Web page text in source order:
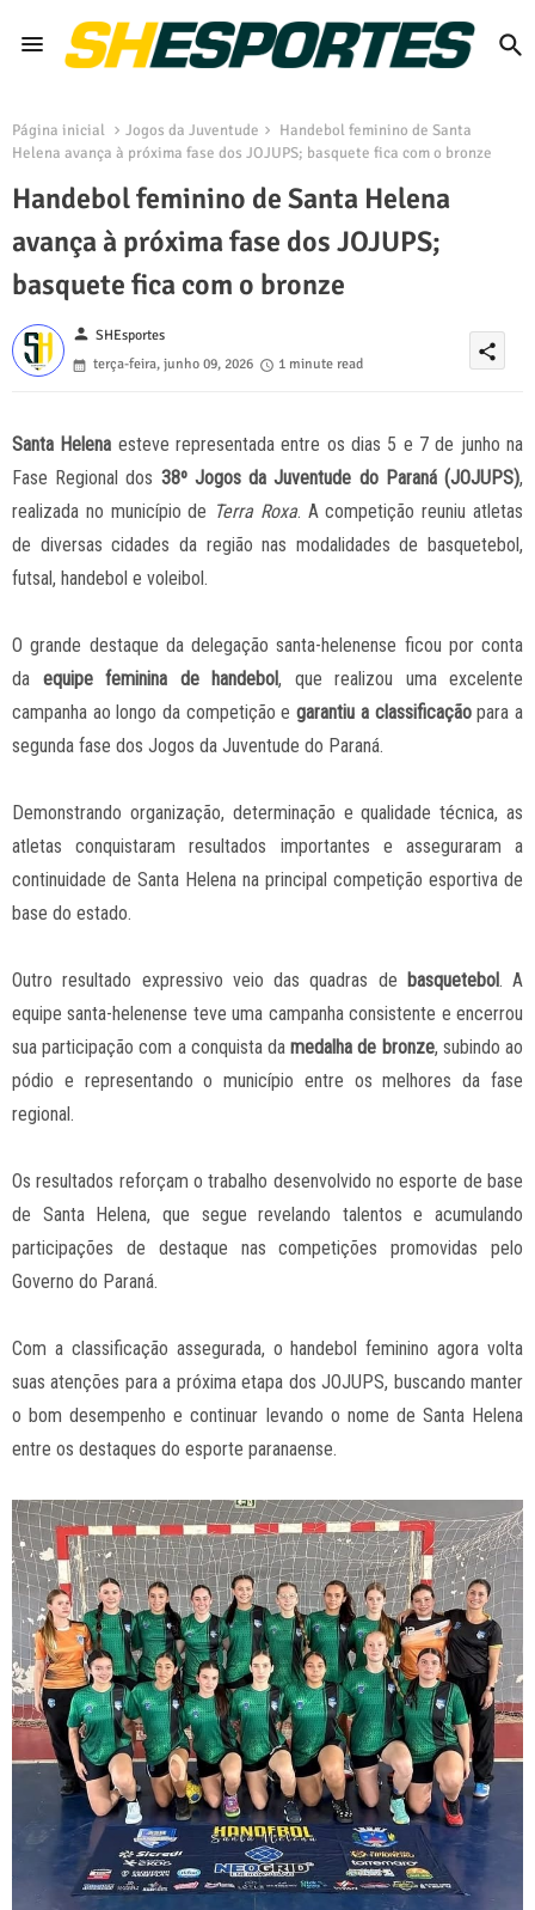
Página inicial Jogos da Juventude
Handebol feminino de Santa
Helena avança à próxima fase dos JOJUPS; basquete fica com o bronze
Handebol feminino de Santa Helena
avança à próxima fase dos JOJUPS;
basquete fica com o bronze
person SHEsportes
terça-feira, junho 09, 2026
1 minute read
share
Santa Helena esteve representada entre os dias 5 e 7 de junho na
Fase Regional dos 38º Jogos da Juventude do Paraná (JOJUPS),
realizada no município de Terra Roxa. A competição reuniu atletas
de diversas cidades da região nas modalidades de basquetebol,
futsal, handebol e voleibol.
O grande destaque da delegação santa-helenense ficou por conta
da equipe feminina de handebol, que realizou uma excelente
campanha ao longo da competição egarantiu a classificaçãopara a
segunda fase dos Jogos da Juventude do Paraná.
Demonstrando organização, determinação e qualidade técnica, as
atletas conquistaram resultados importantes e asseguraram a
continuidade de Santa Helena na principal competição esportiva de
base do estado.
Outro resultado expressivo veio das quadras de basquetebol. A
equipe santa-helenense teve uma campanha consistente e encerrou
sua participação com a conquista damedalha de bronze, subindo ao
pódio e representando o município entre os melhores da fase
regional.
Os resultados reforçam o trabalho desenvolvido no esporte de base
de Santa Helena, que segue revelando talentos e acumulando
participações de destaque nas competições promovidas pelo
Governo do Paraná.
Com a classificação assegurada, o handebol feminino agora volta
suas atenções para a próxima etapa dos JOJUPS, buscando manter
o bom desempenho e continuar levando o nome de Santa Helena
entre os destaques do esporte paranaense.